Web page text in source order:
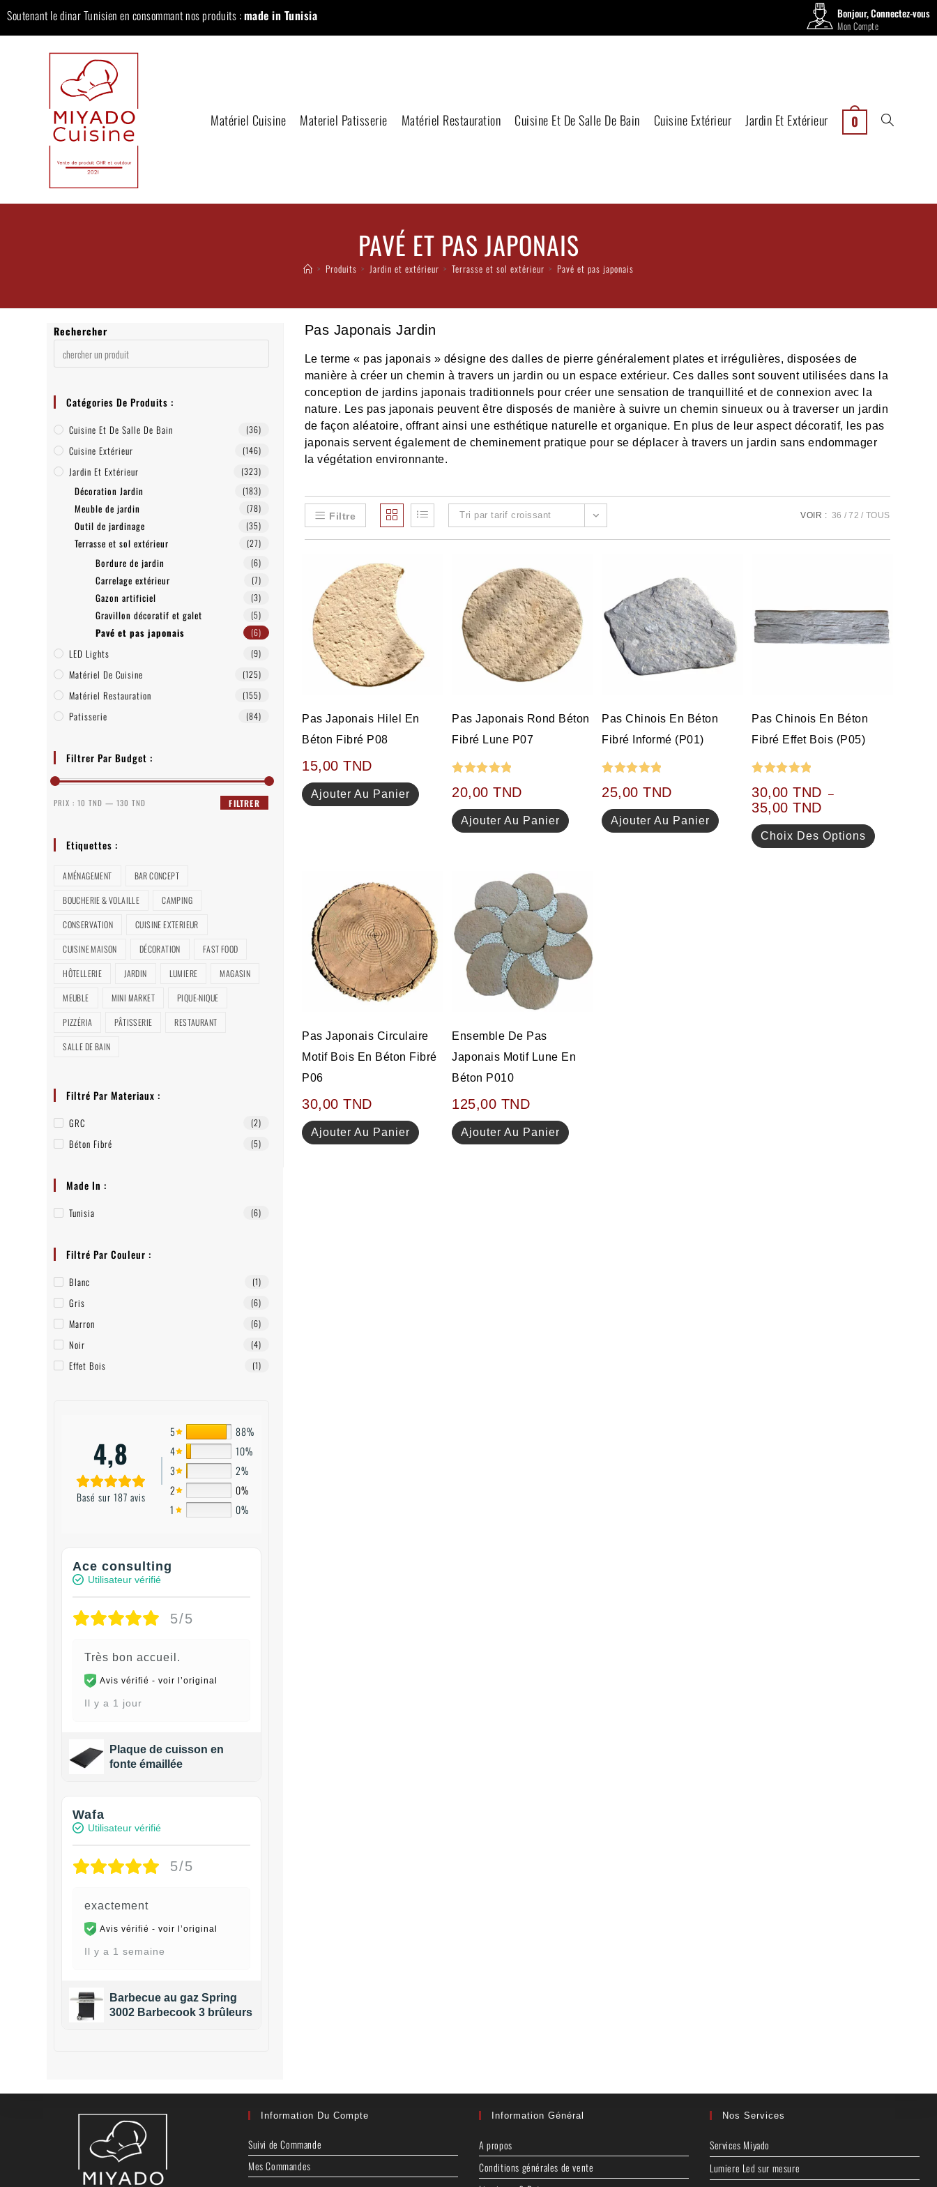
Soutenant le dinar Tunisien en consommant nos produits :made in Tunisia Bonjour, Connectez-vous
Mon Compte
Matériel Cuisine Materiel Patisserie Matériel Restauration Cuisine Et De Salle De Bain Cuisine Extérieur Jardin Et Extérieur 0
PAVÉ ET PAS JAPONAIS
> Produits > Jardin et extérieur > Terrasse et sol extérieur > Pavé et pas japonais
Pas Japonais Jardin
Le terme « pas japonais » désigne des dalles de pierre généralement plates et irrégulières, disposées de
manière à créer un chemin à travers un jardin ou un espace extérieur. Ces dalles sont souvent utilisées dans la
conception de jardins japonais traditionnels pour créer une sensation de tranquillité et de connexion avec la
nature. Les pas japonais peuvent être disposés de manière à suivre un chemin sinueux ou à traverser un jardin
de façon aléatoire, offrant ainsi une esthétique naturelle et organique. En plus de leur aspect décoratif, les pas
japonais servent également de cheminement pratique pour se déplacer à travers un jardin sans endommager
la végétation environnante.
Filtre Tri par tarif croissant VOIR : 36 72 TOUS
Pas Japonais Hilel En
Béton Fibré P08
15,00TND
Ajouter Au Panier
Pas Japonais Rond Béton
Fibré Lune P07
sur 5
20,00TND
Ajouter Au Panier
Pas Chinois En Béton
Fibré Informé (P01)
sur 5
25,00TND
Ajouter Au Panier
Pas Chinois En Béton
Fibré Effet Bois (P05)
sur 5
30,00TND –
35,00TND
Choix Des Options
Pas Japonais Circulaire
Motif Bois En Béton Fibré
P06
30,00TND
Ajouter Au Panier
Ensemble De Pas
Japonais Motif Lune En
Béton P010
125,00 TND
Ajouter Au Panier
Rechercher
Catégories De Produits :
Cuisine Et De Salle De Bain (36)
Cuisine Extérieur (146)
Jardin Et Extérieur (323)
Décoration Jardin (183)
Meuble de jardin (78)
Outil de jardinage (35)
Terrasse et sol extérieur (27)
Bordure de jardin (6)
Carrelage extérieur (7)
Gazon artificiel (3)
Gravillon décoratif et galet (5)
Pavé et pas japonais (6)
LED Lights (9)
Matériel De Cuisine (125)
Matériel Restauration (155)
Patisserie (84)
Filtrer Par Budget :
FILTRER
PRIX :10 TND —130 TND
Etiquettes :
AMÉNAGEMENT BAR CONCEPT
BOUCHERIE & VOLAILLE CAMPING
CONSERVATION CUISINE EXTERIEUR
CUISINE MAISON DÉCORATION FAST FOOD
HÔTELLERIE JARDIN LUMIERE MAGASIN
MEUBLE MINI MARKET PIQUE-NIQUE
PIZZÉRIA PÂTISSERIE RESTAURANT
SALLE DE BAIN
Filtré Par Materiaux :
GRC (2)
Béton Fibré (5)
Made In :
Tunisia (6)
Filtré Par Couleur :
Blanc (1)
Gris (6)
Marron (6)
Noir (4)
Effet Bois (1)
4,8
Basé sur 187 avis
5
88%
4
10%
3
2%
2
0%
1
0%
Ace consulting
Utilisateur vérifié
5/5
Très bon accueil.
Avis vérifié -voir l’original
Il y a 1 jour
Plaque de cuisson en
fonte émaillée
Wafa
Utilisateur vérifié
5/5
exactement
Avis vérifié -voir l’original
Il y a 1 semaine
Barbecue au gaz Spring
3002 Barbecook 3 brûleurs
Information Du Compte
Suivi de Commande
Mes Commandes
Information Général
A propos
Conditions générales de vente
Nos Services
Services Miyado
Lumiere Led sur mesure